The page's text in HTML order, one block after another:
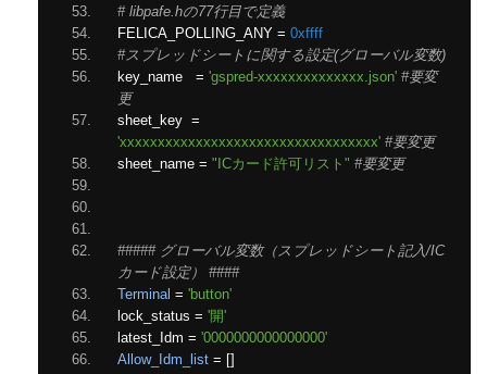
# libpafe.hの77行目で定義
FELICA_POLLING_ANY = 0xffff
#スプレッドシートに関する設定(グローバル変数)
key_name = 'gspred-xxxxxxxxxxxxxx.json' #要変
更
sheet_key =
'xxxxxxxxxxxxxxxxxxxxxxxxxxxxxxxxxx' #要変更
sheet_name = "ICカード許可リスト" #要変更
##### グローバル変数（スプレッドシート記入/IC
カード設定） ####
Terminal = 'button'
lock_status = '開'
latest_Idm = '0000000000000000'
Allow_Idm_list = []